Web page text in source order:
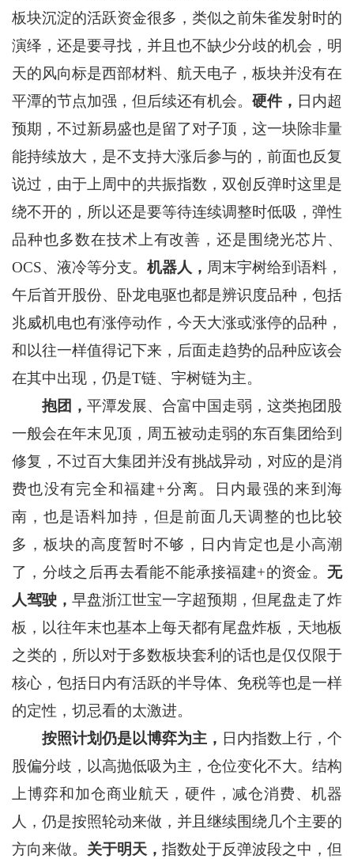
板块沉淀的活跃资金很多，类似之前朱雀发射时的
演绎，还是要寻找，并且也不缺少分歧的机会，明
天的风向标是西部材料、航天电子，板块并没有在
平潭的节点加强，但后续还有机会。硬件， 日内超
预期，不过新易盛也是留了对子顶，这一块除非量
能持续放大，是不支持大涨后参与的，前面也反复
说过，由于上周中的共振指数，双创反弹时这里是
绕不开的，所以还是要等待连续调整时低吸，弹性
品种也多数在技术上有改善，还是围绕光芯片、
OCS、液冷等分支。 机器人， 周末宇树给到语料，
午后首开股份、卧龙电驱也都是辨识度品种，包括
兆威机电也有涨停动作，今天大涨或涨停的品种，
和以往一样值得记下来，后面走趋势的品种应该会
在其中出现，仍是T链、宇树链为主。
抱团， 平潭发展、合富中国走弱，这类抱团股
一般会在年末见顶，周五被动走弱的东百集团给到
修复，不过百大集团并没有挑战异动，对应的是消
费也没有完全和福建+分离。日内最强的来到海
南，也是语料加持，但是前面几天调整的也比较
多，板块的高度暂时不够，日内肯定也是小高潮
了，分歧之后再去看能不能承接福建+的资金。 无
人驾驶， 早盘浙江世宝一字超预期，但尾盘走了炸
板，以往年末也基本上每天都有尾盘炸板，天地板
之类的，所以对于多数板块套利的话也是仅仅限于
核心，包括日内有活跃的半导体、免税等也是一样
的定性，切忌看的太激进。
按照计划仍是以博弈为主， 日内指数上行，个
股偏分歧，以高抛低吸为主，仓位变化不大。结构
上博弈和加仓商业航天，硬件，减仓消费、机器
人，仍是按照轮动来做，并且继续围绕几个主要的
方向来做。 关于明天，指数处于反弹波段之中，但